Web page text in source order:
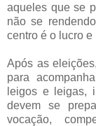
aqueles que se
não se
centro é o lucro e
Após as
para
leigos e leigas,
devem se
vocação,